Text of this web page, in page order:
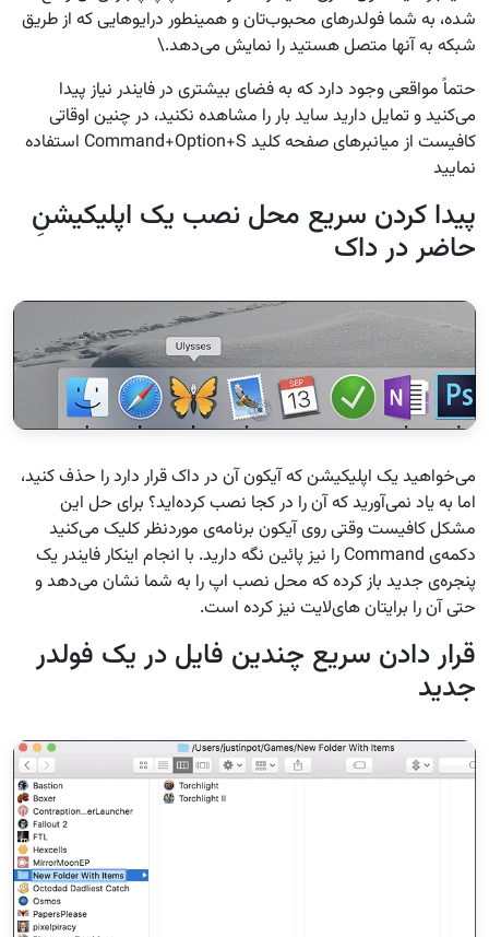
شده، به شما فولدرهای محبوب‌تان و همینطور درایو‌هایی که از طریق
شبکه به آنها متصل هستید را نمایش می‌دهد.\
حتماً مواقعی وجود دارد که به فضای بیشتری در فایندر نیاز پیدا
می‌کنید و تمایل دارید ساید بار را مشاهده نکنید، در چنین اوقاتی
کافیست از میانبرهای صفحه کلید Command+Option+S استفاده
نمایید
پیدا کردن سریع محل نصب یک اپلیکیشنِ
حاضر در داک
می‌خواهید یک اپلیکیشن که آیکون آن در داک قرار دارد را حذف کنید،
اما به یاد نمی‌آورید که آن را در کجا نصب کرده‌اید؟ برای حل این
مشکل کافیست وقتی روی آیکون برنامه‌ی موردنظر کلیک می‌کنید
دکمه‌ی Command را نیز پائین نگه دارید. با انجام اینکار فایندر یک
پنجره‌ی جدید باز کرده که محل نصب اپ را به شما نشان می‌دهد و
حتی آن را برایتان های‌لایت نیز کرده است.
قرار دادن سریع چندین فایل در یک فولدر
جدید